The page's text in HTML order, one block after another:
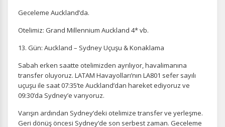
ÇEREZ KULLANIM AYARLARINIZ
Geceleme Auckland’da.
Otelimiz: Grand Millennium Auckland 4* vb.
13. Gün: Auckland – Sydney Uçuşu & Konaklama
Sabah erken saatte otelimizden ayrılıyor, havalimanına
transfer oluyoruz. LATAM Havayolları’nın LA801 sefer sayılı
uçuşu ile saat 07:35’te Auckland’dan hareket ediyoruz ve
09:30’da Sydney’e varıyoruz.
Varışın ardından Sydney’deki otelimize transfer ve yerleşme.
Geri dönüş öncesi Sydney’de son serbest zaman. Geceleme